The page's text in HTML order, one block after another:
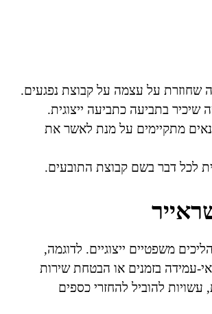
שחוזרת על עצמה על קבוצת נפגעים.
בתביעה כתביעה ייצוגית.
מתקיימים על מנת לאשר את
לכל דבר בשם קבוצת התובעים.
משפטיים ייצוגיים. לדוגמה,
עמידה בזמנים או הבטחת שירות
להוביל להחזרי כספים